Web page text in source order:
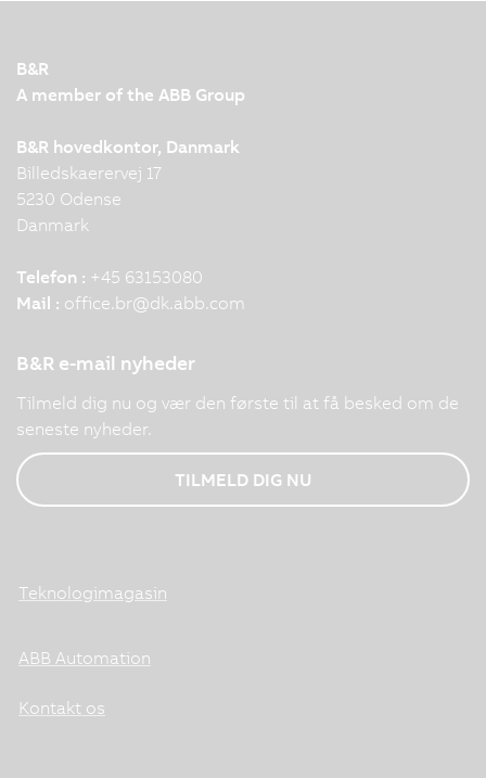
B&R
A member of the ABB Group
B&R hovedkontor, Danmark
Billedskaerervej 17
5230 Odense
Danmark
Telefon : +45 63153080
Mail : office.br@dk.abb.com
B&R e-mail nyheder
Tilmeld dig nu og vær den første til at få besked om de
seneste nyheder.
TILMELD DIG NU
Teknologimagasin
ABB Automation
Kontakt os